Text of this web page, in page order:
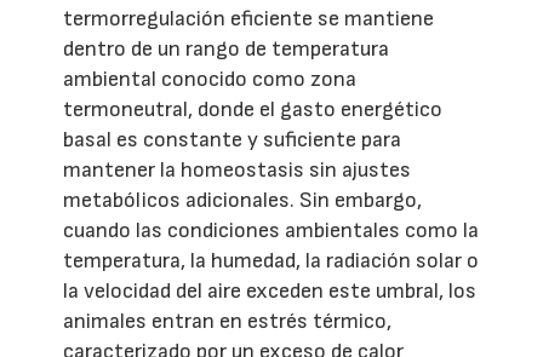
termorregulación eficiente se mantiene
dentro de un rango de temperatura
ambiental conocido como zona
termoneutral, donde el gasto energético
basal es constante y suficiente para
mantener la homeostasis sin ajustes
metabólicos adicionales. Sin embargo,
cuando las condiciones ambientales como la
temperatura, la humedad, la radiación solar o
la velocidad del aire exceden este umbral, los
animales entran en estrés térmico,